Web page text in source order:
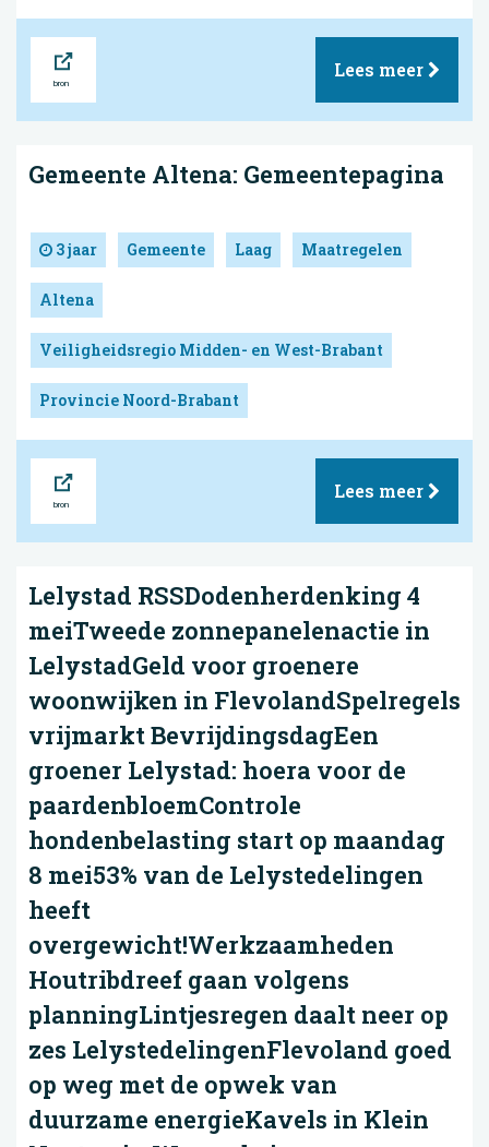
Lees meer
Gemeente Altena: Gemeentepagina
3 jaar Gemeente Laag Maatregelen
Altena
Veiligheidsregio Midden- en West-Brabant
Provincie Noord-Brabant
Lees meer
Lelystad RSSDodenherdenking 4
meiTweede zonnepanelenactie in
LelystadGeld voor groenere
woonwijken in FlevolandSpelregels
vrijmarkt BevrijdingsdagEen
groener Lelystad: hoera voor de
paardenbloemControle
hondenbelasting start op maandag
8 mei53% van de Lelystedelingen
heeft
overgewicht!Werkzaamheden
Houtribdreef gaan volgens
planningLintjesregen daalt neer op
zes LelystedelingenFlevoland goed
op weg met de opwek van
duurzame energieKavels in Klein